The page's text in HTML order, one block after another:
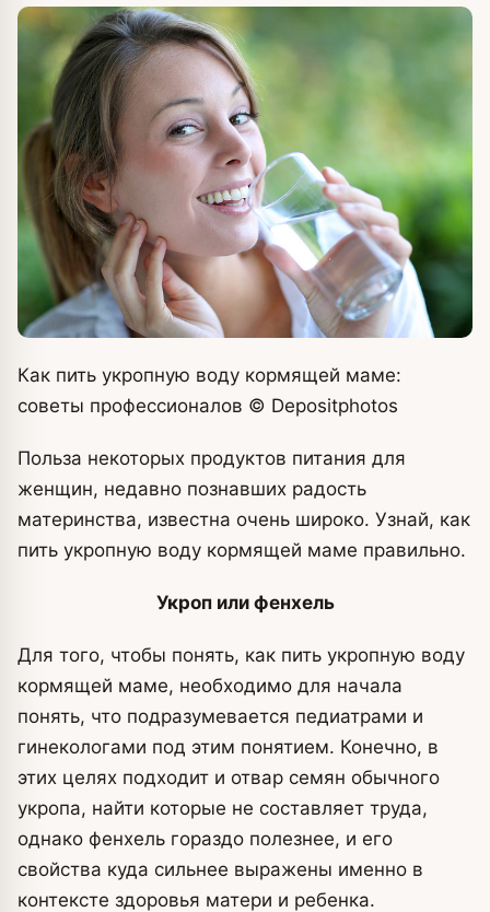
Как пить укропную воду кормящей маме:
советы профессионалов © Depositphotos
Польза некоторых продуктов питания для
женщин, недавно познавших радость
материнства, известна очень широко. Узнай, как
пить укропную воду кормящей маме правильно.
Укроп или фенхель
Для того, чтобы понять, как пить укропную воду
кормящей маме, необходимо для начала
понять, что подразумевается педиатрами и
гинекологами под этим понятием. Конечно, в
этих целях подходит и отвар семян обычного
укропа, найти которые не составляет труда,
однако фенхель гораздо полезнее, и его
свойства куда сильнее выражены именно в
контексте здоровья матери и ребенка.